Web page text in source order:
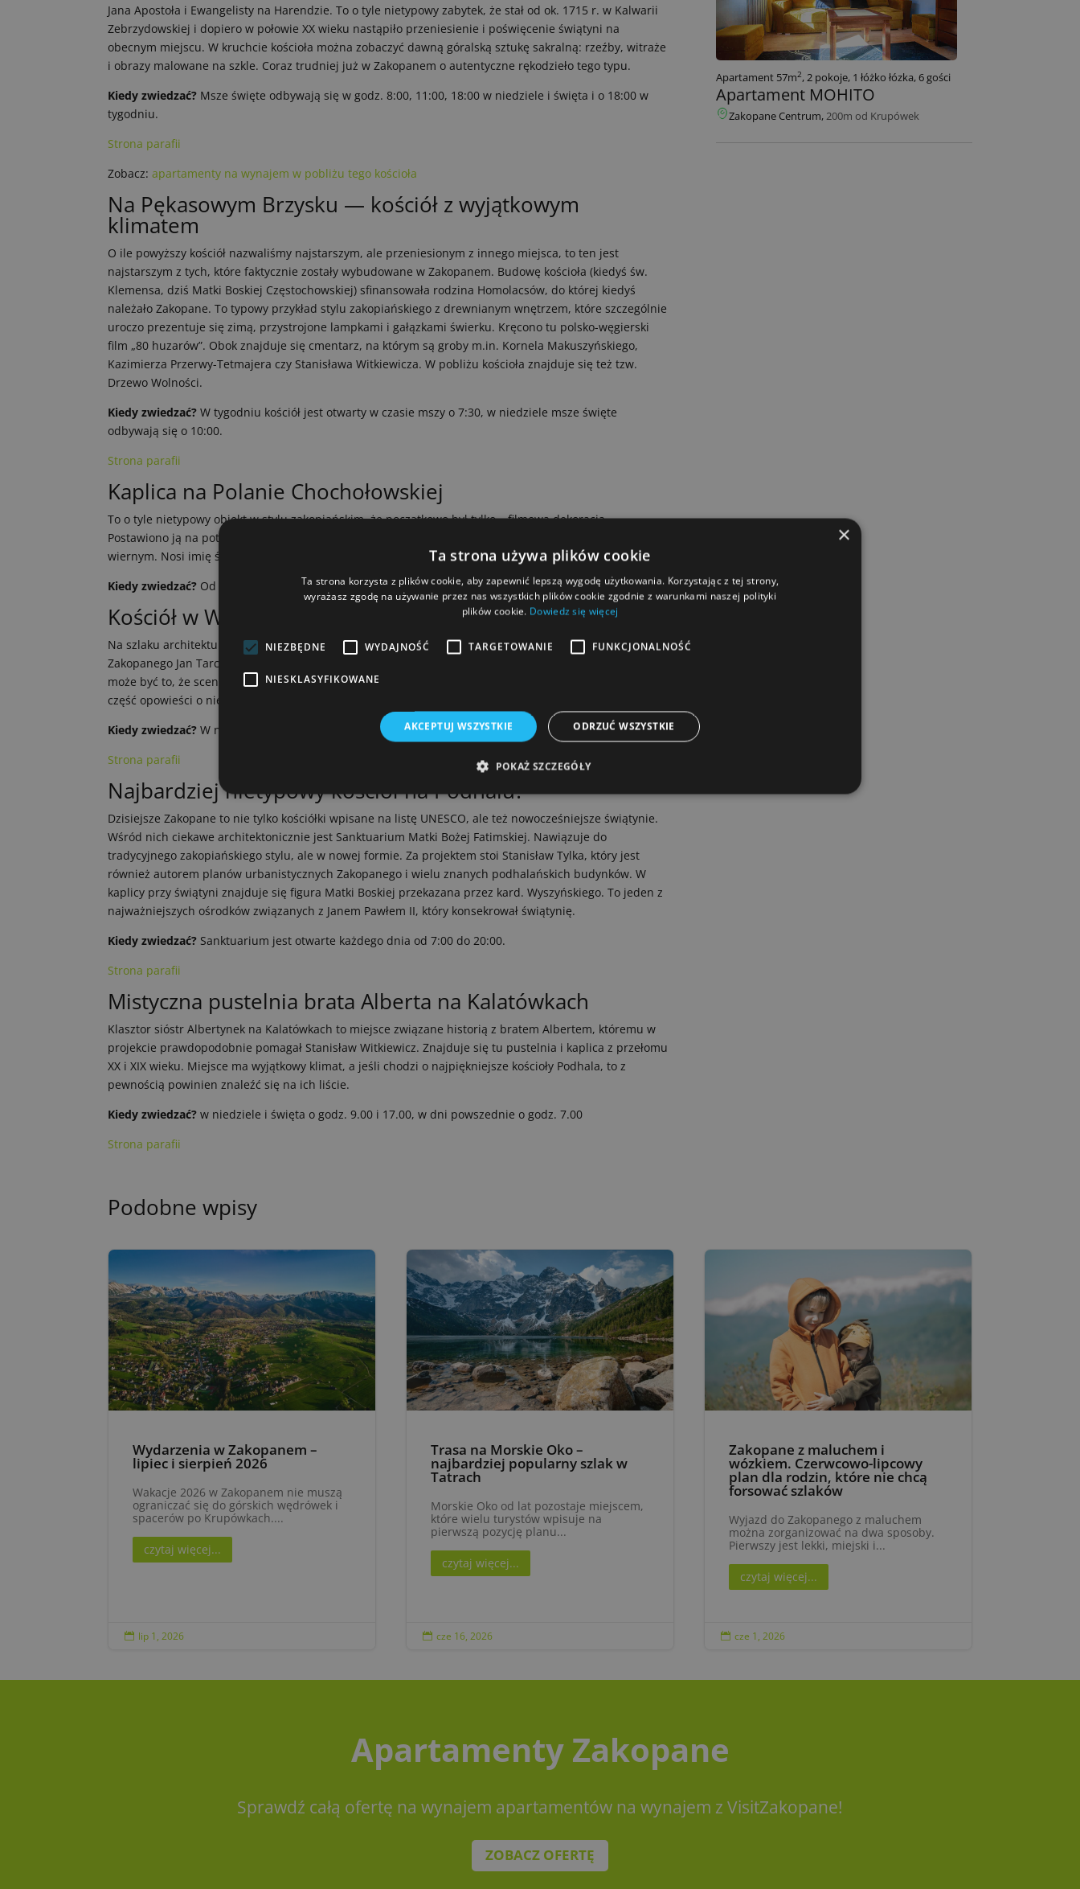
Jana Apostoła i Ewangelisty na Harendzie. To o tyle nietypowy zabytek, że stał od ok. 1715 r. w Kalwarii
Zebrzydowskiej i dopiero w połowie XX wieku nastąpiło przeniesienie i poświęcenie świątyni na
obecnym miejscu. W kruchcie kościoła można zobaczyć dawną góralską sztukę sakralną: rzeźby, witraże
i obrazy malowane na szkle. Coraz trudniej już w Zakopanem o autentyczne rękodzieło tego typu.
Kiedy zwiedzać? Msze święte odbywają się w godz. 8:00, 11:00, 18:00 w niedziele i święta i o 18:00 w
tygodniu.
Strona parafii
Zobacz:apartamenty na wynajem w pobliżu tego kościoła
Na Pękasowym Brzysku — kościół z wyjątkowym
klimatem
O ile powyższy kościół nazwaliśmy najstarszym, ale przeniesionym z innego miejsca, to ten jest
najstarszym z tych, które faktycznie zostały wybudowane w Zakopanem. Budowę kościoła (kiedyś św.
Klemensa, dziś Matki Boskiej Częstochowskiej) sfinansowała rodzina Homolacsów, do której kiedyś
należało Zakopane. To typowy przykład stylu zakopiańskiego z drewnianym wnętrzem, które szczególnie
uroczo prezentuje się zimą, przystrojone lampkami i gałązkami świerku. Kręcono tu polsko-węgierski
film „80 huzarów”. Obok znajduje się cmentarz, na którym są groby m.in. Kornela Makuszyńskiego,
Kazimierza Przerwy-Tetmajera czy Stanisława Witkiewicza. W pobliżu kościoła znajduje się też tzw.
Drzewo Wolności.
Kiedy zwiedzać?W tygodniu kościół jest otwarty w czasie mszy o 7:30, w niedziele msze święte
odbywają się o 10:00.
Strona parafii
Kaplica na Polanie Chochołowskiej
To o tyle nietypowy obiekt w stylu zakopiańskim, że początkowo był tylko… filmową dekoracją.
Postawiono ją na potrzeby serialu „Janosik”, ale po czasie świątynię poświęcono i udostępniono
wiernym. Nosi imię św. Jana Chrzciciela.
Kiedy zwiedzać? Od czerwca do października msze święte odbywają się tu o 13:00.
Kościół w Witowie — szlak architektury drewnianej
Na szlaku architektury drewnianej znajduje się też kościół w Witowie. Za projektem stoi architekt z
Zakopanego Jan Tarczałowicz. Ołtarz główny zaprojektował Austriak Ferdynand Prinoth. Ciekawostką
może być to, że sceny kręcone w kościele znajdują się w Archiwum Filmowym Stevena Spielberga jako
część opowieści o niematerialnym dziedzictwie Europy.
Kiedy zwiedzać?W niedziele o 7:00, 11.00,18.00, w tygodniu o 7:00 i 18:00
Strona parafii
Najbardziej nietypowy kościół na Podhalu?
Dzisiejsze Zakopane to nie tylko kościółki wpisane na listę UNESCO, ale też nowocześniejsze świątynie.
Wśród nich ciekawe architektonicznie jest Sanktuarium Matki Bożej Fatimskiej. Nawiązuje do
tradycyjnego zakopiańskiego stylu, ale w nowej formie. Za projektem stoi Stanisław Tylka, który jest
również autorem planów urbanistycznych Zakopanego i wielu znanych podhalańskich budynków. W
kaplicy przy świątyni znajduje się figura Matki Boskiej przekazana przez kard. Wyszyńskiego. To jeden z
najważniejszych ośrodków związanych z Janem Pawłem II, który konsekrował świątynię.
Kiedy zwiedzać? Sanktuarium jest otwarte każdego dnia od 7:00 do 20:00.
Strona parafii
Mistyczna pustelnia brata Alberta na Kalatówkach
Klasztor sióstr Albertynek na Kalatówkach to miejsce związane historią z bratem Albertem, któremu w
projekcie prawdopodobnie pomagał Stanisław Witkiewicz. Znajduje się tu pustelnia i kaplica z przełomu
XX i XIX wieku. Miejsce ma wyjątkowy klimat, a jeśli chodzi o najpiękniejsze kościoły Podhala, to z
pewnością powinien znaleźć się na ich liście.
Kiedy zwiedzać? w niedziele i święta o godz. 9.00 i 17.00, w dni powszednie o godz. 7.00
Strona parafii
Apartament 57m2, 2 pokoje, 1 łóżko łózka, 6 gości
Apartament MOHITO
Zakopane Centrum,200m od Krupówek
Podobne wpisy
Wydarzenia w Zakopanem –
lipiec i sierpień 2026
Wakacje 2026 w Zakopanem nie muszą
ograniczać się do górskich wędrówek i
spacerów po Krupówkach....
czytaj więcej...
 lip 1, 2026
Trasa na Morskie Oko –
najbardziej popularny szlak w
Tatrach
Morskie Oko od lat pozostaje miejscem,
które wielu turystów wpisuje na
pierwszą pozycję planu...
czytaj więcej...
 cze 16, 2026
Zakopane z maluchem i
wózkiem. Czerwcowo-lipcowy
plan dla rodzin, które nie chcą
forsować szlaków
Wyjazd do Zakopanego z maluchem
można zorganizować na dwa sposoby.
Pierwszy jest lekki, miejski i...
czytaj więcej...
 cze 1, 2026
Apartamenty Zakopane
Sprawdź całą ofertę na wynajem apartamentów na wynajem z VisitZakopane!
ZOBACZ OFERTĘ
×
Ta strona używa plików cookie
Ta strona korzysta z plików cookie, aby zapewnić lepszą wygodę użytkowania. Korzystając z tej strony,
wyrażasz zgodę na używanie przez nas wszystkich plików cookie zgodnie z warunkami naszej polityki
plików cookie. Dowiedz się więcej
NIEZBĘDNE WYDAJNOŚĆ TARGETOWANIE FUNKCJONALNOŚĆ
NIESKLASYFIKOWANE
AKCEPTUJ WSZYSTKIE ODRZUĆ WSZYSTKIE
POKAŻ SZCZEGÓŁY